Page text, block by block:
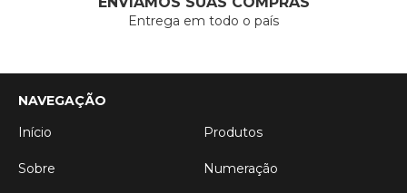
Entrega em todo o país
NAVEGAÇÃO
Início
Produtos
Sobre Numeração